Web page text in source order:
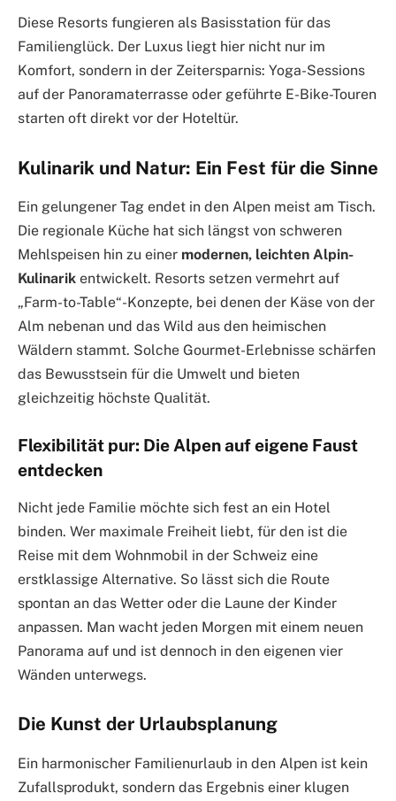
Diese Resorts fungieren als Basisstation für das
Familienglück. Der Luxus liegt hier nicht nur im
Komfort, sondern in der Zeitersparnis: Yoga-Sessions
auf der Panoramaterrasse oder geführte E-Bike-Touren
starten oft direkt vor der Hoteltür.
Kulinarik und Natur: Ein Fest für die Sinne
Ein gelungener Tag endet in den Alpen meist am Tisch.
Die regionale Küche hat sich längst von schweren
Mehlspeisen hin zu einer modernen, leichten Alpin-
Kulinarik entwickelt. Resorts setzen vermehrt auf
„Farm-to-Table“-Konzepte, bei denen der Käse von der
Alm nebenan und das Wild aus den heimischen
Wäldern stammt. Solche Gourmet-Erlebnisse schärfen
das Bewusstsein für die Umwelt und bieten
gleichzeitig höchste Qualität.
Flexibilität pur: Die Alpen auf eigene Faust
entdecken
Nicht jede Familie möchte sich fest an ein Hotel
binden. Wer maximale Freiheit liebt, für den ist die
Reise mit dem Wohnmobil in der Schweiz eine
erstklassige Alternative. So lässt sich die Route
spontan an das Wetter oder die Laune der Kinder
anpassen. Man wacht jeden Morgen mit einem neuen
Panorama auf und ist dennoch in den eigenen vier
Wänden unterwegs.
Die Kunst der Urlaubsplanung
Ein harmonischer Familienurlaub in den Alpen ist kein
Zufallsprodukt, sondern das Ergebnis einer klugen